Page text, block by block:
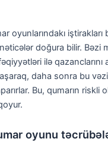
oyunlarındakı
doğura bilir. Bəzi
ilə qazanclarını
daha sonra bu
Bu, qumarın riskli
oyunu